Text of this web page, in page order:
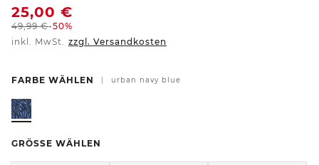
25,00 €
49,99€-50%
inkl. MwSt. zzgl. Versandkosten
FARBE WÄHLEN urban navy blue
GRÖSSE WÄHLEN